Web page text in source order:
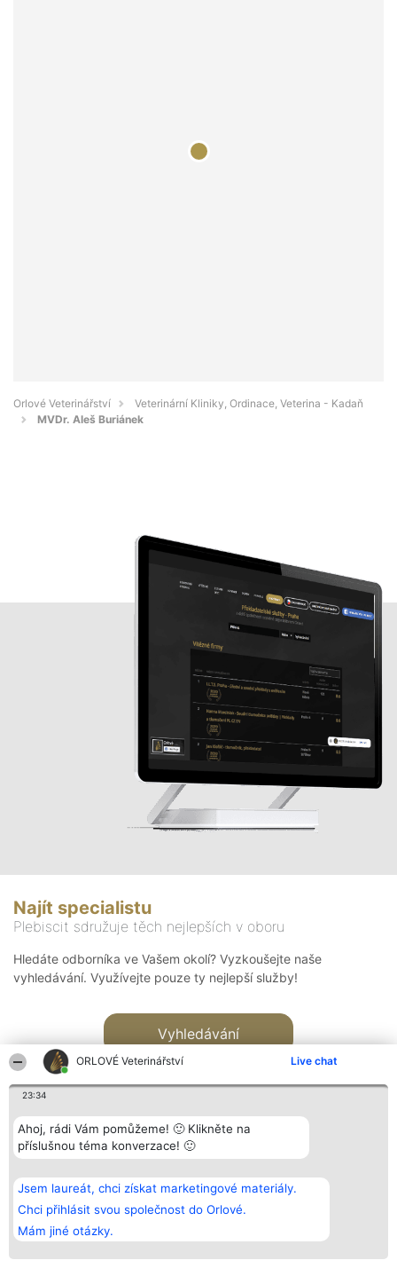
ORLOVÉ Veterinářství Live chat
23:34
Ahoj, rádi Vám pomůžeme! 🙂 Klikněte na
příslušnou téma konverzace! 🙂
Jsem laureát, chci získat marketingové materiály.
Chci přihlásit svou společnost do Orlové.
Mám jiné otázky.
Orlové Veterinářství
Veterinární Kliniky, Ordinace, Veterina - Kadaň
MVDr. Aleš Buriánek
Najít specialistu
Plebiscit sdružuje těch nejlepších v oboru
Hledáte odborníka ve Vašem okolí? Vyzkoušejte naše
vyhledávání. Využívejte pouze ty nejlepší služby!
Vyhledávání
Bright Side Solutions sp. z o.
o. sp. k.
ul. Ruska 22
Wrocław 50-079
KRS 0000749100 | Regon
381313360 | NIP 8943132676
Vítězové
Seznam všech
laureátů
Zásady
Zásady
Kontakt